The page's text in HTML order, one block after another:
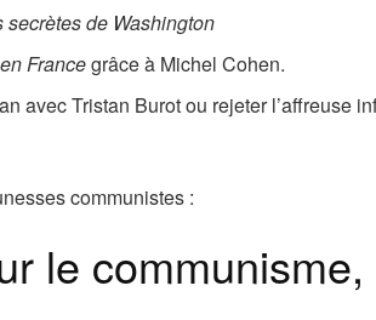
de Washington
Francegrâce à Michel Cohen.
avec Tristan Burot ou rejeter l’affreuse
communistes :
le